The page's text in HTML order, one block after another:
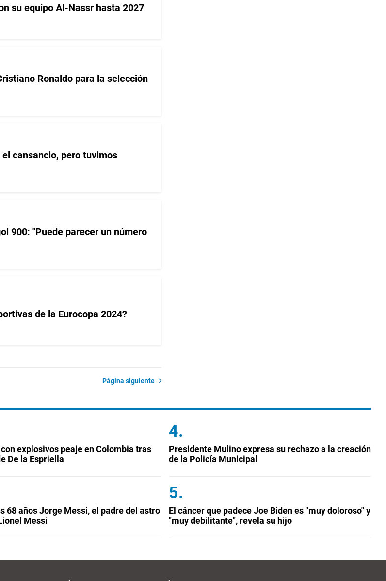
su equipo Al-Nassr hasta 2027
Ronaldo para la selección
cansancio, pero tuvimos
900: "Puede parecer un número
de la Eurocopa 2024?
Página siguiente
explosivos peaje en Colombia tras
De la Espriella
68 años Jorge Messi, el padre del astro
Messi
Presidente Mulino expresa su rechazo a la creación
de la Policía Municipal
El cáncer que padece Joe Biden es "muy doloroso" y
"muy debilitante", revela su hijo